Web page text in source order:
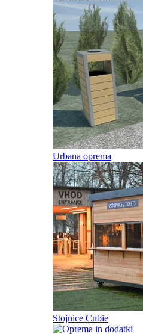
Urbana oprema
Stojnice Cubie